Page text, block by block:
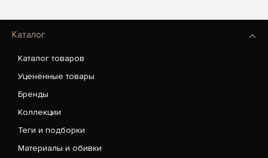
Каталог
Каталог товаров
Уценённые товары
Бренды
Коллекции
Теги и подборки
Материалы и обивки